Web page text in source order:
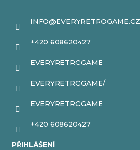
INFO@EVERYRETROGAME.CZ
+420 608620427
EVERYRETROGAME
EVERYRETROGAME/
EVERYRETROGAME
+420 608620427
PŘIHLÁŠENÍ